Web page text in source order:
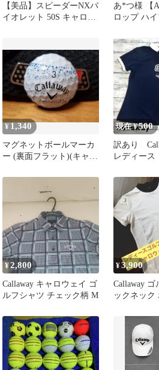
【美品】スピーダーNXバ
イオレット 50S キャロウ
あ*つ様 【
ロップ ハイ
¥ 1,340
マグネットボールマーカ
ー (裏面フラット)(キャロ
現在 ¥500
訳あり
レディー
¥2,800
Callaway キャロウェイ ゴ
ルフシャツ チェック柄 M
¥3,900
Callaway ゴ
ックネック